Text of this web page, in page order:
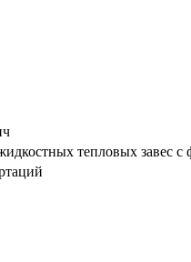
тепловых завес